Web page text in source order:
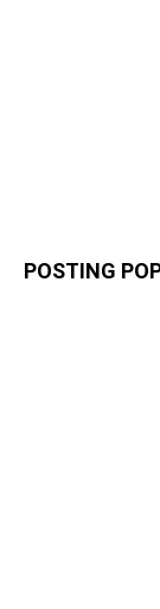
POSTING